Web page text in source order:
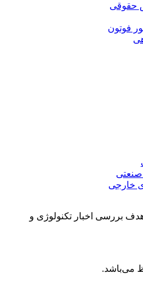
حقوقی
فوتون
صنعتی
خارجی
نتگام در سال 1398 با هدف بررسی اخبار تکنولوژی و
می‌باشد.